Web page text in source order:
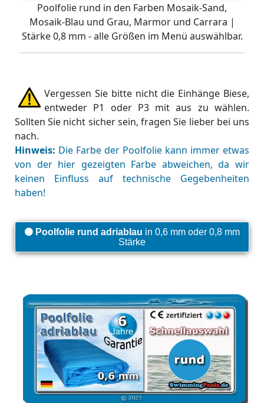
Poolfolie rund in den Farben Mosaik-Sand,
Mosaik-Blau und Grau, Marmor und Carrara |
Stärke 0,8 mm - alle Größen im Menü auswählbar.
Vergessen Sie bitte nicht die Einhänge Biese,
entweder P1 oder P3 mit aus zu wählen.
Sollten Sie nicht sicher sein, fragen Sie lieber bei uns
nach.
Hinweis: Die Farbe der Poolfolie kann immer etwas
von der hier gezeigten Farbe abweichen, da wir
keinen Einfluss auf technische Gegebenheiten
haben!
Poolfolie rund adriablau in 0,6 mm oder 0,8 mm
Stärke